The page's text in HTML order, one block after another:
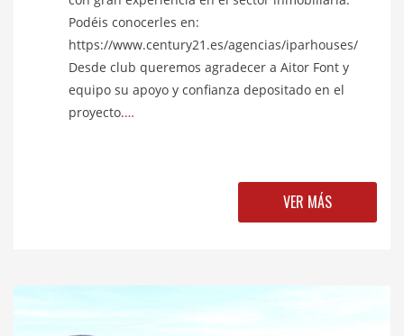
Podéis conocerles en:
https://www.century21.es/agencias/iparhouses/
Desde club queremos agradecer a Aitor Font y
equipo su apoyo y confianza depositado en el
proyecto.…
VER MÁS